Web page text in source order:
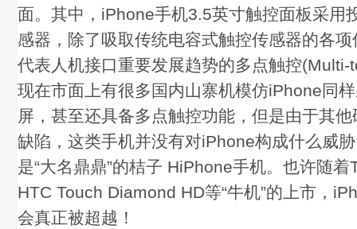
面。其中，iPhone手机3.5英寸触控面板采用
感器，除了吸取传统电容式触控传感器的各
代表人机接口重要发展趋势的多点触控
现在市面上有很多国内山寨机模仿iPhone同
屏，甚至还具备多点触控功能，但是由于其
缺陷，这类手机并没有对iPhone构成什么威
是“大名鼎鼎”的桔子 HiPhone手机。也许随
HTC Touch Diamond HD等“牛机”的上市，
会真正被超越！